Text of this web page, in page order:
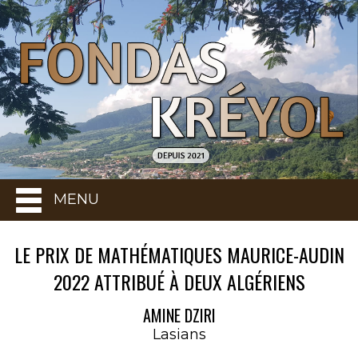
MENU
LE PRIX DE MATHÉMATIQUES MAURICE-AUDIN
2022 ATTRIBUÉ À DEUX ALGÉRIENS
AMINE DZIRI
Lasians